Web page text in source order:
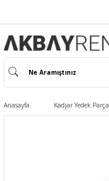
Anasayfa Kadjar Yedek Parça